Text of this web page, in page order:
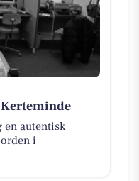
en autentisk
i